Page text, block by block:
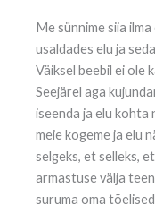
Me sünnime siia
usaldades elu ja
Väiksel beebil ei ole
Seejärel aga
iseenda ja elu kohta
meie kogeme ja elu
selgeks, et selleks,
armastuse välja
suruma oma